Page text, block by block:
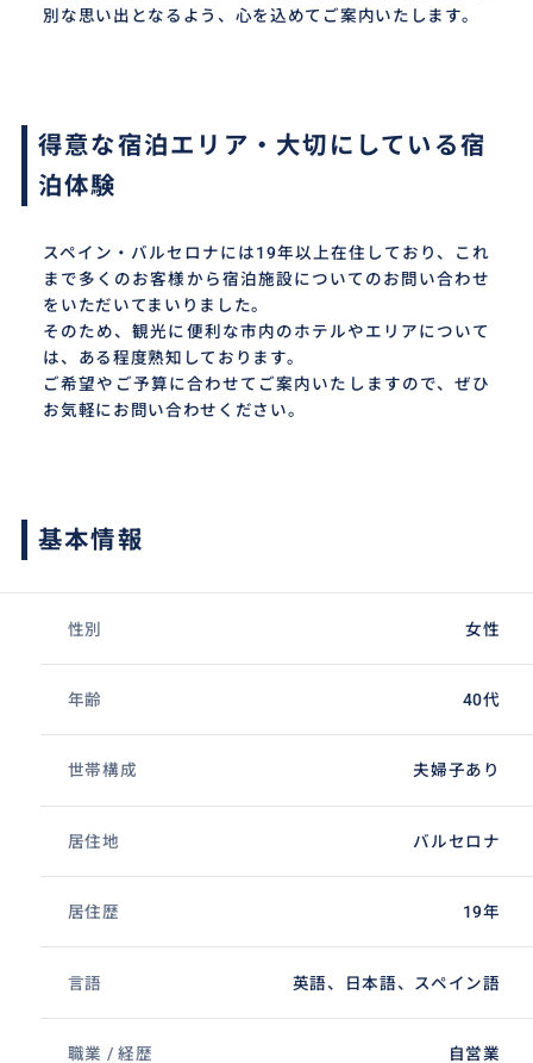
別な思い出となるよう、心を込めてご案内いたします。
得意な宿泊エリア・大切にしている宿
泊体験
スペイン・バルセロナには19年以上在住しており、これ
まで多くのお客様から宿泊施設についてのお問い合わせ
をいただいてまいりました。
そのため、観光に便利な市内のホテルやエリアについて
は、ある程度熟知しております。
ご希望やご予算に合わせてご案内いたしますので、ぜひ
お気軽にお問い合わせください。
基本情報
性別 女性
年齢 40代
世帯構成 夫婦子あり
居住地 バルセロナ
居住歴 19年
言語 英語、日本語、スペイン語
職業 / 経歴 自営業